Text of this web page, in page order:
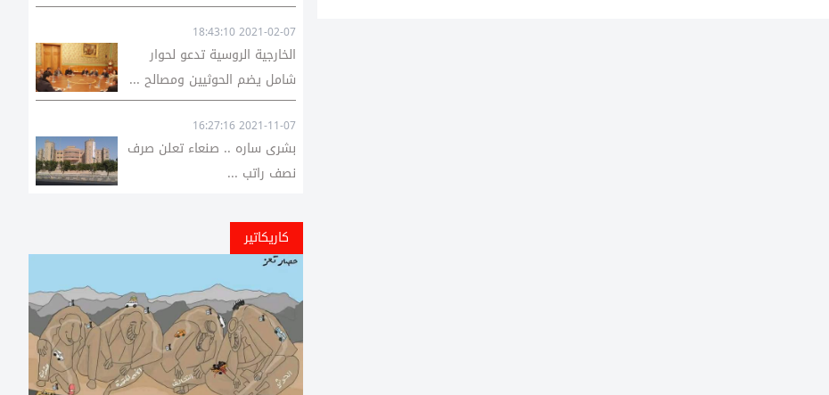
2021-02-07 18:43:10
الخارجية الروسية تدعو لحوار
شامل يضم الحوثيين ومصالح ...
2021-11-07 16:27:16
بشرى ساره .. صنعاء تعلن صرف
نصف راتب ...
كاريكاتير